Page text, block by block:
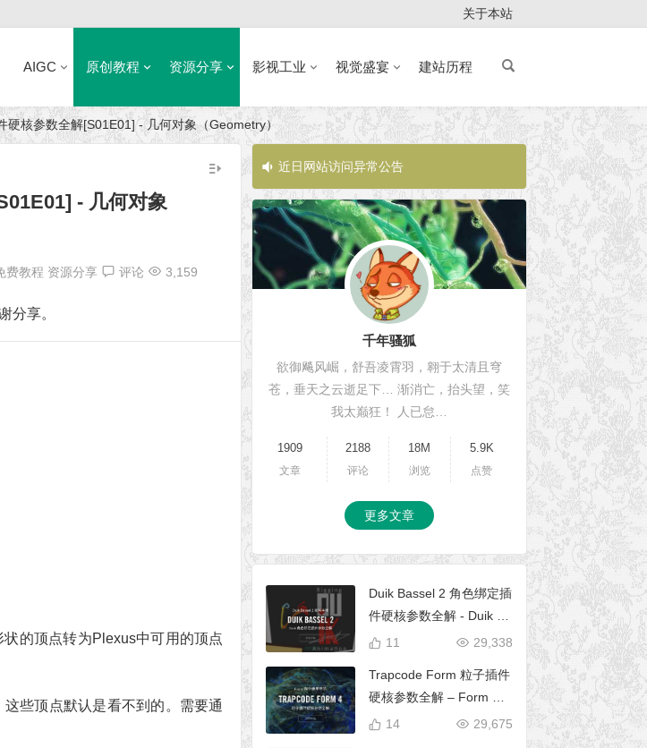
关于本站
AIGC 原创教程 资源分享 影视工业 视觉盛宴 建站历程
硬核参数全解[S01E01] - 几何对象（Geometry）
- 几何对象
费教程 资源分享 评论 3,159
分享。
的顶点转为Plexus中可用的顶点
些顶点默认是看不到的。需要通
近日网站访问异常公告 近日网站访问
千年骚狐
欲御飚风崛，舒吾凌霄羽，翱于太清且穹
苍，垂天之云逝足下… 渐消亡，抬头望，笑
我太巅狂！ 人已怠…
1909
文章
2188
评论
18M
浏览
5.9K
点赞
更多文章
Duik Bassel 2 角色绑定插
件硬核参数全解 - Duik 16
完全使用手册
29,338
11
Trapcode Form 粒子插件
硬核参数全解 – Form 完
全使用手册
29,675
14